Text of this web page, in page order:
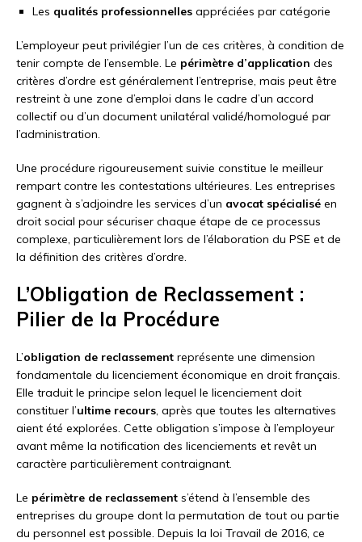
Les qualités professionnelles appréciées par catégorie
L’employeur peut privilégier l’un de ces critères, à condition de
tenir compte de l’ensemble. Le périmètre d’application des
critères d’ordre est généralement l’entreprise, mais peut être
restreint à une zone d’emploi dans le cadre d’un accord
collectif ou d’un document unilatéral validé/homologué par
l’administration.
Une procédure rigoureusement suivie constitue le meilleur
rempart contre les contestations ultérieures. Les entreprises
gagnent à s’adjoindre les services d’un avocat spécialisé en
droit social pour sécuriser chaque étape de ce processus
complexe, particulièrement lors de l’élaboration du PSE et de
la définition des critères d’ordre.
L’Obligation de Reclassement :
Pilier de la Procédure
L’obligation de reclassement représente une dimension
fondamentale du licenciement économique en droit français.
Elle traduit le principe selon lequel le licenciement doit
constituer l’ultime recours, après que toutes les alternatives
aient été explorées. Cette obligation s’impose à l’employeur
avant même la notification des licenciements et revêt un
caractère particulièrement contraignant.
Le périmètre de reclassement s’étend à l’ensemble des
entreprises du groupe dont la permutation de tout ou partie
du personnel est possible. Depuis la loi Travail de 2016, ce